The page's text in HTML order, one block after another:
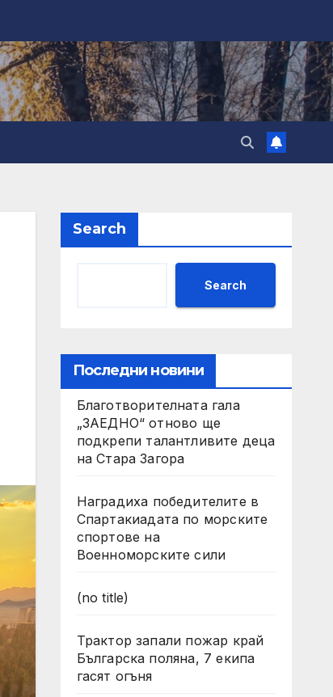
Search
Search
Последни новини
Благотворителната гала
„ЗАЕДНО“ отново ще
подкрепи талантливите деца
на Стара Загора
Наградиха победителите в
Спартакиадата по морските
спортове на
Военноморските сили
(no title)
Трактор запали пожар край
Българска поляна, 7 екипа
гасят огъня